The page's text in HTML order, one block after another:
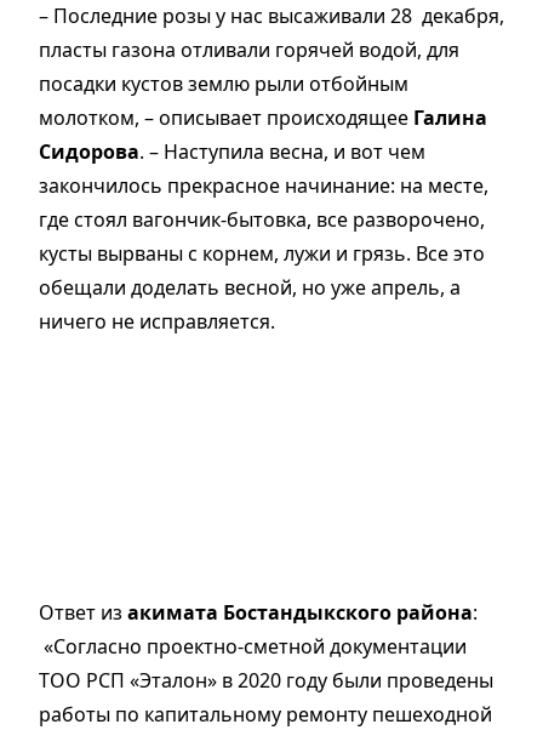
– Последние розы у нас высаживали 28 декабря,
пласты газона отливали горячей водой, для
посадки кустов землю рыли отбойным
молотком, – описывает происходящее Галина
Сидорова. – Наступила весна, и вот чем
закончилось прекрасное начинание: на месте,
где стоял вагончик-бытовка, все разворочено,
кусты вырваны с корнем, лужи и грязь. Все это
обещали доделать весной, но уже апрель, а
ничего не исправляется.
Ответ из акимата Бостандыкского района:
«Согласно проектно-сметной документации
ТОО РСП «Эталон» в 2020 году были проведены
работы по капитальному ремонту пешеходной